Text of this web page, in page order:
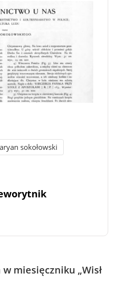
sokołowski
miesięczniku „Wisł